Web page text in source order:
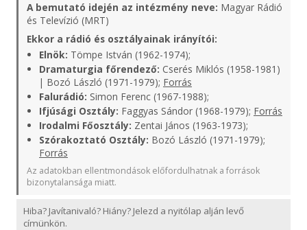
A bemutató idején az intézmény neve: Magyar Rádió
és Televízió (MRT)
Ekkor a rádió és osztályainak irányítói:
Elnök: Tömpe István (1962-1974);
Dramaturgia főrendező: Cserés Miklós (1958-1981)
| Bozó László (1971-1979); Forrás
Falurádió: Simon Ferenc (1967-1988);
Ifjúsági Osztály: Faggyas Sándor (1968-1979); Forrás
Irodalmi Főosztály: Zentai János (1963-1973);
Szórakoztató Osztály: Bozó László (1971-1979);
Forrás
Az adatokban ellentmondások előfordulhatnak a források
bizonytalansága miatt.
Hiba? Javítanivaló? Hiány? Jelezd a nyitólap alján levő
címünkön.